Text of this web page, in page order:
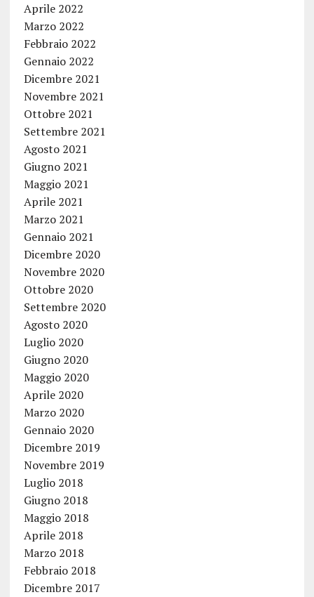
Aprile 2022
Marzo 2022
Febbraio 2022
Gennaio 2022
Dicembre 2021
Novembre 2021
Ottobre 2021
Settembre 2021
Agosto 2021
Giugno 2021
Maggio 2021
Aprile 2021
Marzo 2021
Gennaio 2021
Dicembre 2020
Novembre 2020
Ottobre 2020
Settembre 2020
Agosto 2020
Luglio 2020
Giugno 2020
Maggio 2020
Aprile 2020
Marzo 2020
Gennaio 2020
Dicembre 2019
Novembre 2019
Luglio 2018
Giugno 2018
Maggio 2018
Aprile 2018
Marzo 2018
Febbraio 2018
Dicembre 2017